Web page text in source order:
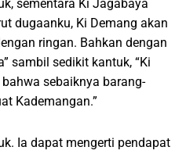
sementara Ki Jagabaya
dugaanku, Ki Demang akan
ringan. Bahkan dengan
sambil sedikit kantuk, “Ki
sebaiknya barang-
Kademangan.”
Ia dapat mengerti pendapat